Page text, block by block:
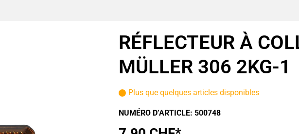
RÉFLECTEUR À
MÜLLER 306 2KG-1
Plus que quelques articles disponibles
NUMÉRO D’ARTICLE: 500748